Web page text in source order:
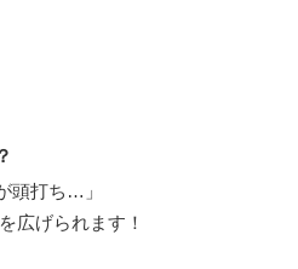
頭打ち…」
広げられます！